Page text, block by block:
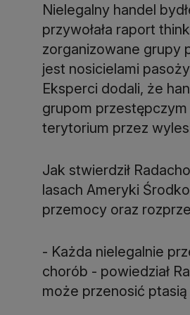
Nielegalny handel
przywołała raport
zorganizowane grupy
jest nosicielami
Eksperci dodali, że
grupom
terytorium przez
Jak stwierdził
lasach Ameryki
przemocy oraz
- Każda nielegalnie
chorób - powiedział
może przenosić